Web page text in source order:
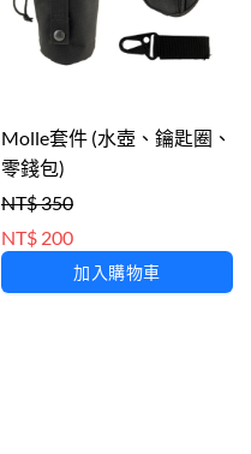
Molle套件 (水壺、鑰匙圈、
零錢包)
NT$ 350
NT$ 200
加入購物車